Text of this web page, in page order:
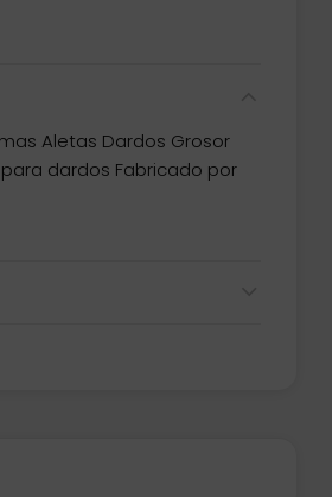
Aletas Dardos Grosor
para dardos Fabricado por